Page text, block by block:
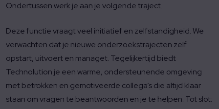
Ondertussen werk je aan je volgende traject.
Deze functie vraagt veel initiatief en zelfstandigheid. We
verwachten dat je nieuwe onderzoekstrajecten zelf
opstart, uitvoert en managet. Tegelijkertijd biedt
Technolution je een warme, ondersteunende omgeving
met betrokken en gemotiveerde collega’s die altijd klaar
staan om vragen te beantwoorden en je te helpen. Tot slot: